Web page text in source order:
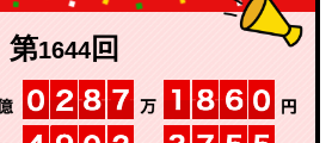
第1644回